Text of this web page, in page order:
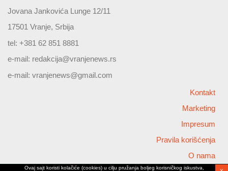
Jovana Jankovića Lunge 12/11
17501 Vranje, Srbija
tel: +381 62 851 8881
e-mail: redakcija@vranjenews.rs
e-mail: vranjenews@gmail.com
Kontakt
Marketing
Impresum
Pravila korišćenja
O nama
Ovaj sajt koristi kolačiće (cookies) u cilju pružanja boljeg korisničkog iskustva,